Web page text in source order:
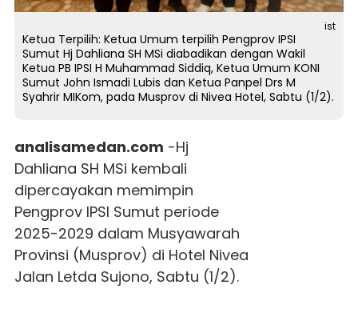
ist
Ketua Terpilih: Ketua Umum terpilih Pengprov IPSI
Sumut Hj Dahliana SH MSi diabadikan dengan Wakil
Ketua PB IPSI H Muhammad Siddiq, Ketua Umum KONI
Sumut John Ismadi Lubis dan Ketua Panpel Drs M
Syahrir MIKom, pada Musprov di Nivea Hotel, Sabtu (1/2).
analisamedan.com -Hj
Dahliana SH MSi kembali
dipercayakan memimpin
Pengprov IPSI Sumut periode
2025-2029 dalam Musyawarah
Provinsi (Musprov) di Hotel Nivea
Jalan Letda Sujono, Sabtu (1/2).